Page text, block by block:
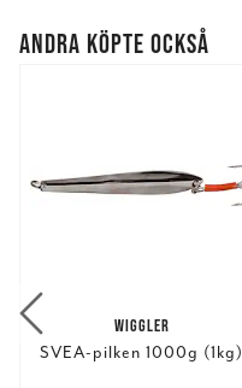
ANDRA KÖPTE OCKSÅ
WIGGLER
SVEA-pilken 1000g (1kg)